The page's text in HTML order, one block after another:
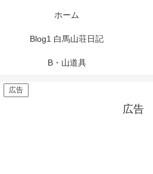
ホーム
Blog1 白馬山荘日記
B・山道具
広告
広告